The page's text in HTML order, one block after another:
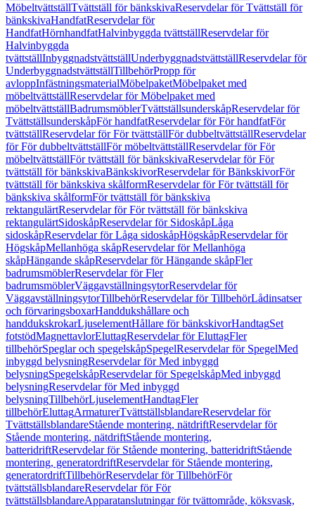
MöbeltvättställTvättställ för bänkskivaReservdelar för Tvättställ för
bänkskivaHandfatReservdelar för
HandfatHörnhandfatHalvinbyggda tvättställReservdelar för
Halvinbyggda
tvättställInbyggnadstvättställUnderbyggnadstvättställReservdelar för
UnderbyggnadstvättställTillbehörPropp för
avloppInfästningsmaterialMöbelpaketMöbelpaket med
möbeltvättställReservdelar för Möbelpaket med
möbeltvättställBadrumsmöblerTvättställsunderskåpReservdelar för
TvättställsunderskåpFör handfatReservdelar för För handfatFör
tvättställReservdelar för För tvättställFör dubbeltvättställReservdelar
för För dubbeltvättställFör möbeltvättställReservdelar för För
möbeltvättställFör tvättställ för bänkskivaReservdelar för För
tvättställ för bänkskivaBänkskivorReservdelar för BänkskivorFör
tvättställ för bänkskiva skålformReservdelar för För tvättställ för
bänkskiva skålformFör tvättställ för bänkskiva
rektangulärtReservdelar för För tvättställ för bänkskiva
rektangulärtSidoskåpReservdelar för SidoskåpLåga
sidoskåpReservdelar för Låga sidoskåpHögskåpReservdelar för
HögskåpMellanhöga skåpReservdelar för Mellanhöga
skåpHängande skåpReservdelar för Hängande skåpFler
badrumsmöblerReservdelar för Fler
badrumsmöblerVäggavställningsytorReservdelar för
VäggavställningsytorTillbehörReservdelar för TillbehörLådinsatser
och förvaringsboxarHanddukshållare och
handdukskrokarLjuselementHållare för bänkskivorHandtagSet
fotstödMagnettavlorEluttagReservdelar för EluttagFler
tillbehörSpeglar och spegelskåpSpegelReservdelar för SpegelMed
inbyggd belysningReservdelar för Med inbyggd
belysningSpegelskåpReservdelar för SpegelskåpMed inbyggd
belysningReservdelar för Med inbyggd
belysningTillbehörLjuselementHandtagFler
tillbehörEluttagArmaturerTvättställsblandareReservdelar för
TvättställsblandareStående montering, nätdriftReservdelar för
Stående montering, nätdriftStående montering,
batteridriftReservdelar för Stående montering, batteridriftStående
montering, generatordriftReservdelar för Stående montering,
generatordriftTillbehörReservdelar för TillbehörFör
tvättställsblandareReservdelar för För
tvättställsblandareApparatanslutningar för tvättområde, köksvask,